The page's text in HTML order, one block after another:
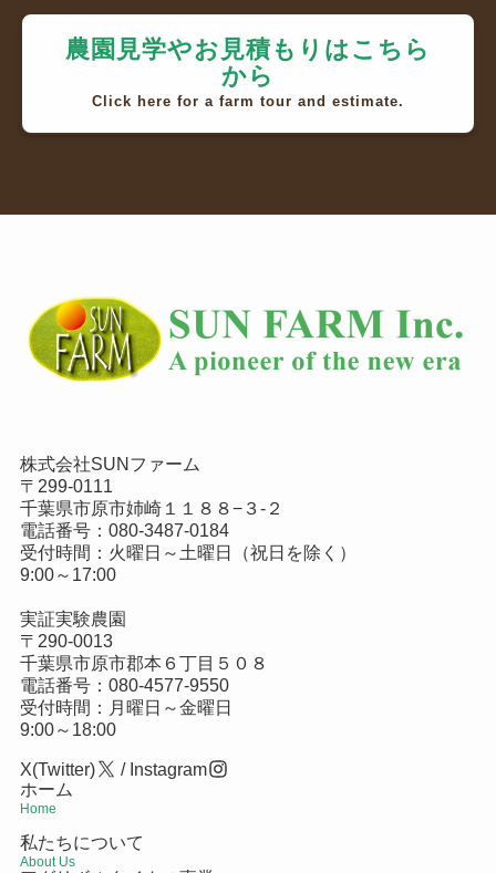
農園見学やお見積もりはこちら
から
Click here for a farm tour and estimate.
株式会社SUNファーム
〒299-0111
千葉県市原市姉崎１１８８−３-２
電話番号： 080-3487-0184
受付時間：火曜日～土曜日（祝日を除く）
9:00～17:00
実証実験農園
〒290-0013
千葉県市原市郡本６丁目５０８
電話番号： 080-4577-9550
受付時間：月曜日～金曜日
9:00～18:00
X(Twitter) / Instagram
ホーム
Home
私たちについて
About Us